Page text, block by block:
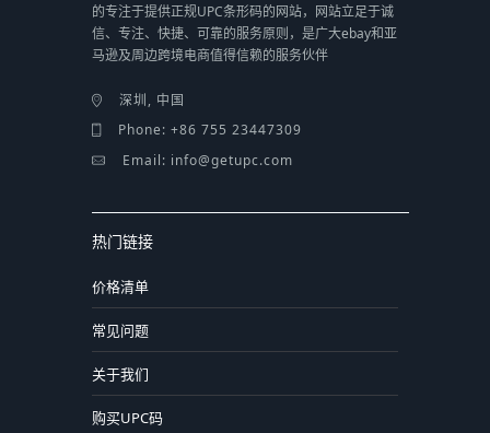
的专注于提供正规UPC条形码的网站，网站立足于诚
信、专注、快捷、可靠的服务原则，是广大ebay和亚
马逊及周边跨境电商值得信赖的服务伙伴
深圳, 中国
Phone: +86 755 23447309
Email: info@getupc.com
热门链接
价格清单
常见问题
关于我们
购买UPC码